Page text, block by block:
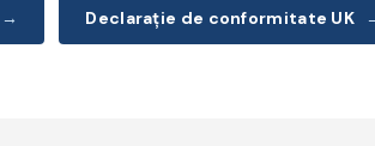
→ Declarație de conformitate UK